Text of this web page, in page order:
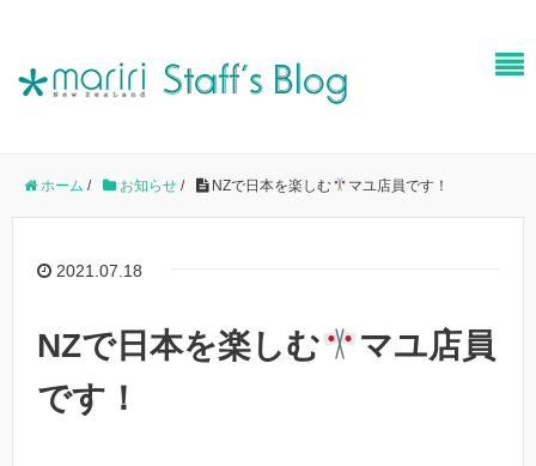
ホーム / お知らせ / NZで日本を楽しむ マユ店員です！
2021.07.18
NZで日本を楽しむ
マユ店員
です！